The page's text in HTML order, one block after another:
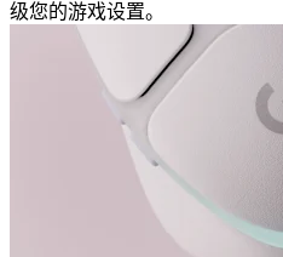
级您的游戏设置。